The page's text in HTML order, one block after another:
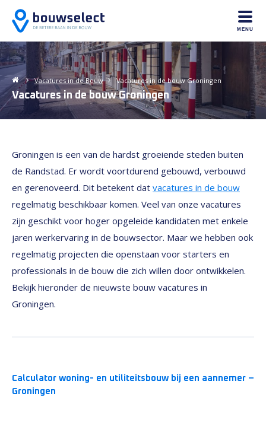
MENU
Vacatures in deBouw Vacatures in de bouw Groningen
Vacatures in de bouw Groningen
Groningen is een van de hardst groeiende steden buiten
de Randstad. Er wordt voortdurend gebouwd, verbouwd
en gerenoveerd. Dit betekent dat vacatures in de bouw
regelmatig beschikbaar komen. Veel van onze vacatures
zijn geschikt voor hoger opgeleide kandidaten met enkele
jaren werkervaring in de bouwsector. Maar we hebben ook
regelmatig projecten die openstaan voor starters en
professionals in de bouw die zich willen door ontwikkelen.
Bekijk hieronder de nieuwste bouw vacatures in
Groningen.
Calculator woning- en utiliteitsbouw bij een aannemer –
Groningen